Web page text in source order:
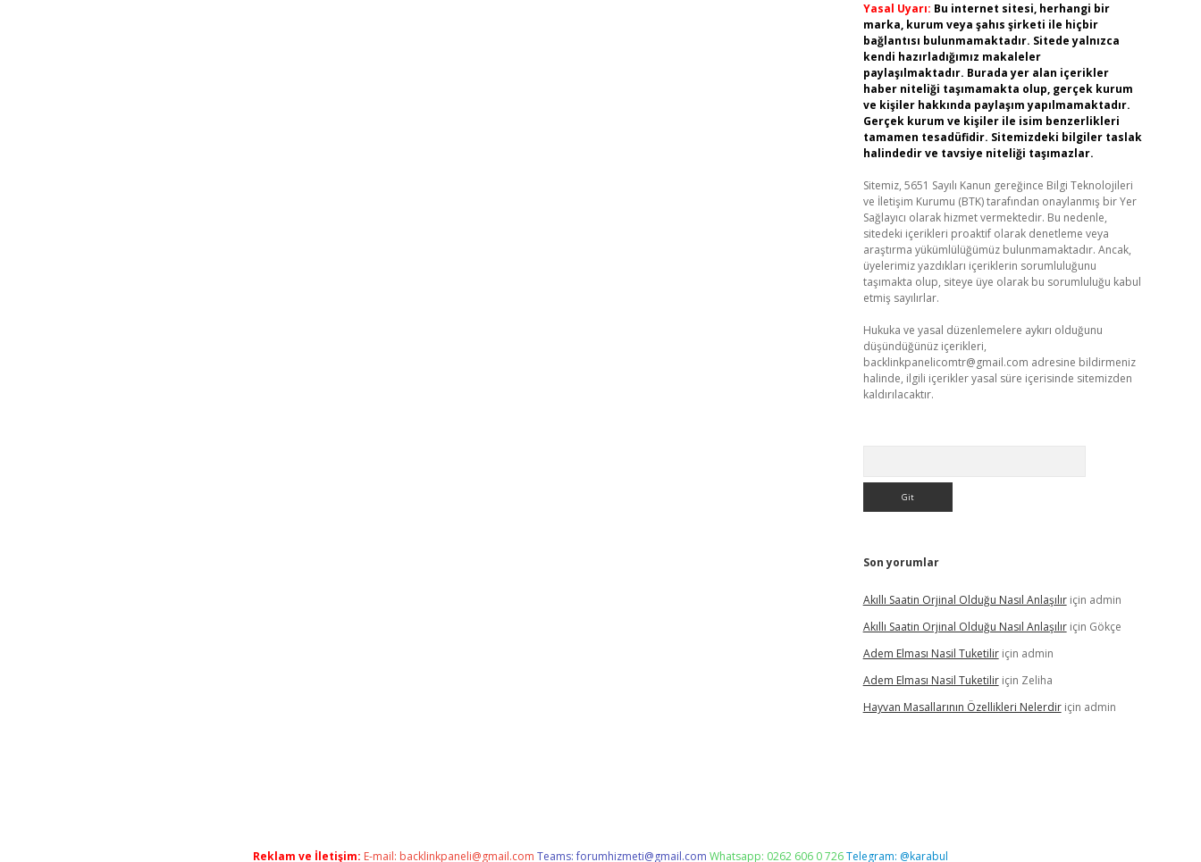
Yasal Uyarı: Bu internet sitesi, herhangi bir
marka, kurum veya şahıs şirketi ile hiçbir
bağlantısı bulunmamaktadır. Sitede yalnızca
kendi hazırladığımız makaleler
paylaşılmaktadır. Burada yer alan içerikler
haber niteliği taşımamakta olup, gerçek kurum
ve kişiler hakkında paylaşım yapılmamaktadır.
Gerçek kurum ve kişiler ile isim benzerlikleri
tamamen tesadüfidir. Sitemizdeki bilgiler taslak
halindedir ve tavsiye niteliği taşımazlar.
Sitemiz, 5651 Sayılı Kanun gereğince Bilgi Teknolojileri
ve İletişim Kurumu (BTK) tarafından onaylanmış bir Yer
Sağlayıcı olarak hizmet vermektedir. Bu nedenle,
sitedeki içerikleri proaktif olarak denetleme veya
araştırma yükümlülüğümüz bulunmamaktadır. Ancak,
üyelerimiz yazdıkları içeriklerin sorumluluğunu
taşımakta olup, siteye üye olarak bu sorumluluğu kabul
etmiş sayılırlar.
Hukuka ve yasal düzenlemelere aykırı olduğunu
düşündüğünüz içerikleri,
backlinkpanelicomtr@gmail.com adresine bildirmeniz
halinde, ilgili içerikler yasal süre içerisinde sitemizden
kaldırılacaktır.
Son yorumlar
Akıllı Saatin Orjinal Olduğu Nasıl Anlaşılıriçin admin
Akıllı Saatin Orjinal Olduğu Nasıl Anlaşılıriçin Gökçe
Adem Elması Nasil Tuketiliriçin admin
Adem Elması Nasil Tuketiliriçin Zeliha
Hayvan Masallarının Özellikleri Nelerdiriçin admin
Reklam ve İletişim: E-mail: backlinkpaneli@gmail.com Teams:forumhizmeti@gmail.com Whatsapp: 0262 606 0 726Telegram: @karabul